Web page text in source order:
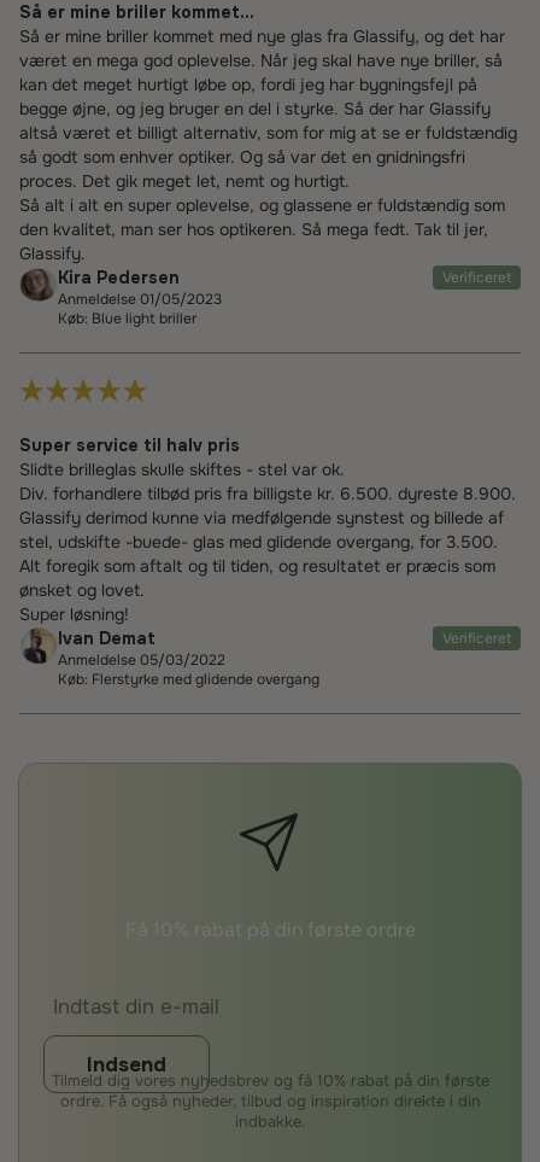
Så er mine briller kommet...
Så er mine briller kommet med nye glas fra Glassify, og det har
været en mega god oplevelse. Når jeg skal have nye briller, så
kan det meget hurtigt løbe op, fordi jeg har bygningsfejl på
begge øjne, og jeg bruger en del i styrke. Så der har Glassify
altså været et billigt alternativ, som for mig at se er fuldstændig
så godt som enhver optiker. Og så var det en gnidningsfri
proces. Det gik meget let, nemt og hurtigt.
Så alt i alt en super oplevelse, og glassene er fuldstændig som
den kvalitet, man ser hos optikeren. Så mega fedt. Tak til jer,
Glassify.
Kira Pedersen
Verificeret
Anmeldelse 01/05/2023
Køb: Blue light briller
Super service til halv pris
Slidte brilleglas skulle skiftes - stel var ok.
Div. forhandlere tilbød pris fra billigste kr. 6.500. dyreste 8.900.
Glassify derimod kunne via medfølgende synstest og billede af
stel, udskifte -buede- glas med glidende overgang, for 3.500.
Alt foregik som aftalt og til tiden, og resultatet er præcis som
ønsket og lovet.
Super løsning!
Ivan Demat
Verificeret
Anmeldelse 05/03/2022
Køb: Flerstyrke med glidende overgang
Få 10% rabat på din første ordre
Indsend
Tilmeld dig vores nyhedsbrev og få 10% rabat på din første
ordre. Få også nyheder, tilbud og inspiration direkte i din
indbakke.